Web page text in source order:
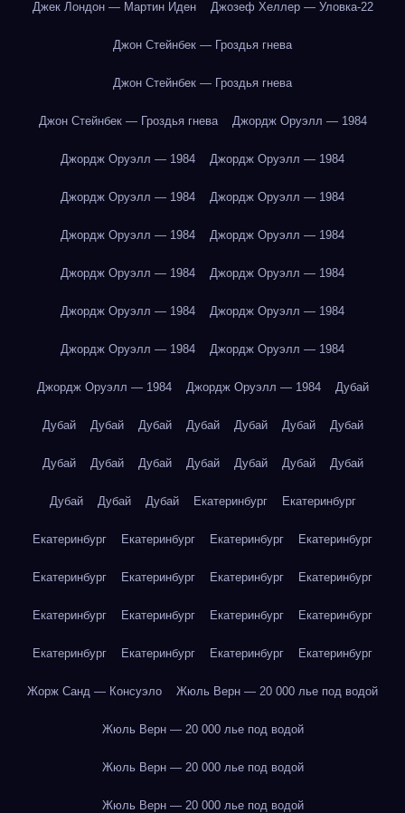
Джек Лондон — Мартин Иден Джозеф Хеллер — Уловка-22
Джон Стейнбек — Гроздья гнева
Джон Стейнбек — Гроздья гнева
Джон Стейнбек — Гроздья гнева Джордж Оруэлл — 1984
Джордж Оруэлл — 1984 Джордж Оруэлл — 1984
Джордж Оруэлл — 1984 Джордж Оруэлл — 1984
Джордж Оруэлл — 1984 Джордж Оруэлл — 1984
Джордж Оруэлл — 1984 Джордж Оруэлл — 1984
Джордж Оруэлл — 1984 Джордж Оруэлл — 1984
Джордж Оруэлл — 1984 Джордж Оруэлл — 1984
Джордж Оруэлл — 1984 Джордж Оруэлл — 1984 Дубай
Дубай Дубай Дубай Дубай Дубай Дубай Дубай
Дубай Дубай Дубай Дубай Дубай Дубай Дубай
Дубай Дубай Дубай Екатеринбург Екатеринбург
Екатеринбург Екатеринбург Екатеринбург Екатеринбург
Екатеринбург Екатеринбург Екатеринбург Екатеринбург
Екатеринбург Екатеринбург Екатеринбург Екатеринбург
Екатеринбург Екатеринбург Екатеринбург Екатеринбург
Жорж Санд — Консуэло Жюль Верн — 20 000 лье под водой
Жюль Верн — 20 000 лье под водой
Жюль Верн — 20 000 лье под водой
Жюль Верн — 20 000 лье под водой